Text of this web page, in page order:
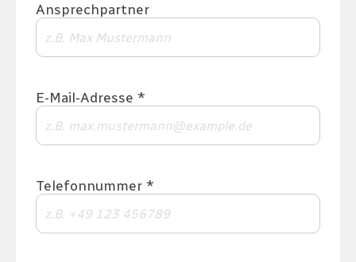
Ansprechpartner
E-Mail-Adresse *
Telefonnummer *